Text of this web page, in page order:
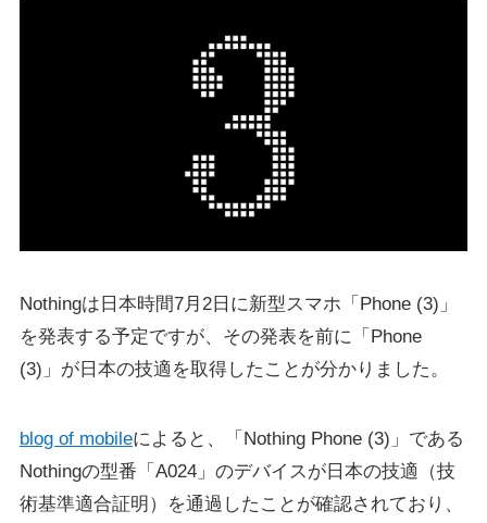
Nothingは日本時間7月2日に新型スマホ「Phone (3)」
を発表する予定ですが、その発表を前に「Phone
(3)」が日本の技適を取得したことが分かりました。
blog of mobileによると、「Nothing Phone (3)」である
Nothingの型番「A024」のデバイスが日本の技適（技
術基準適合証明）を通過したことが確認されており、